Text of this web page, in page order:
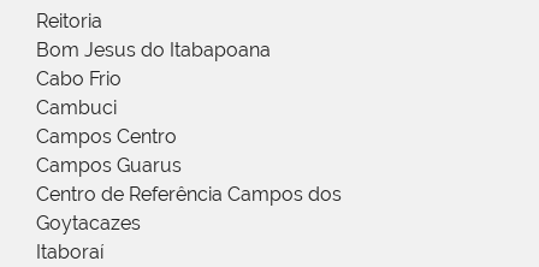
Reitoria
Bom Jesus do Itabapoana
Cabo Frio
Cambuci
Campos Centro
Campos Guarus
Centro de Referência Campos dos
Goytacazes
Itaboraí